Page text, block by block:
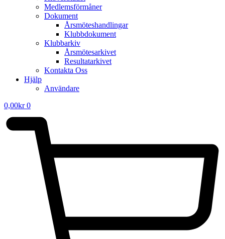
Medlemsförmåner
Dokument
Årsmöteshandlingar
Klubbdokument
Klubbarkiv
Årsmötesarkivet
Resultatarkivet
Kontakta Oss
Hjälp
Användare
0,00kr 0